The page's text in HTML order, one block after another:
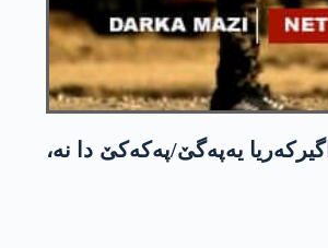
سووریەیێ سۆز دان کو ئەوێ عەردێن خوە یێن کو ژ سالا 2017ان ڤه‌ د بن داگیرکەریا یه‌په‌گێ/په‌كه‌كێ دا نە،